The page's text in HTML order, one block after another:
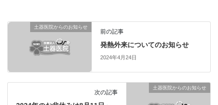
土器医院からのお知らせ
前の記事
発熱外来についてのお知らせ
2024年4月24日
土器医院からのお知らせ
次の記事